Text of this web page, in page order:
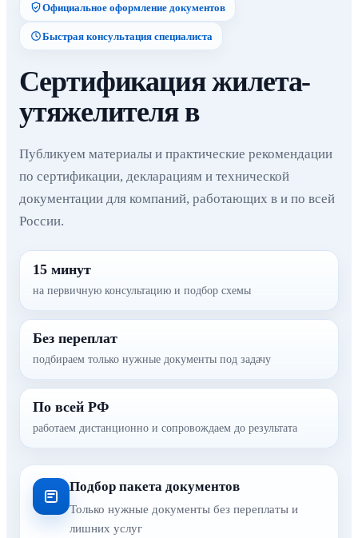
Официальное оформление документов
Быстрая консультация специалиста
Сертификация жилета-
утяжелителя в
Публикуем материалы и практические рекомендации
по сертификации, декларациям и технической
документации для компаний, работающих в и по всей
России.
15 минут
на первичную консультацию и подбор схемы
Без переплат
подбираем только нужные документы под задачу
По всей РФ
работаем дистанционно и сопровождаем до результата
Подбор пакета документов
Только нужные документы без переплаты и
лишних услуг